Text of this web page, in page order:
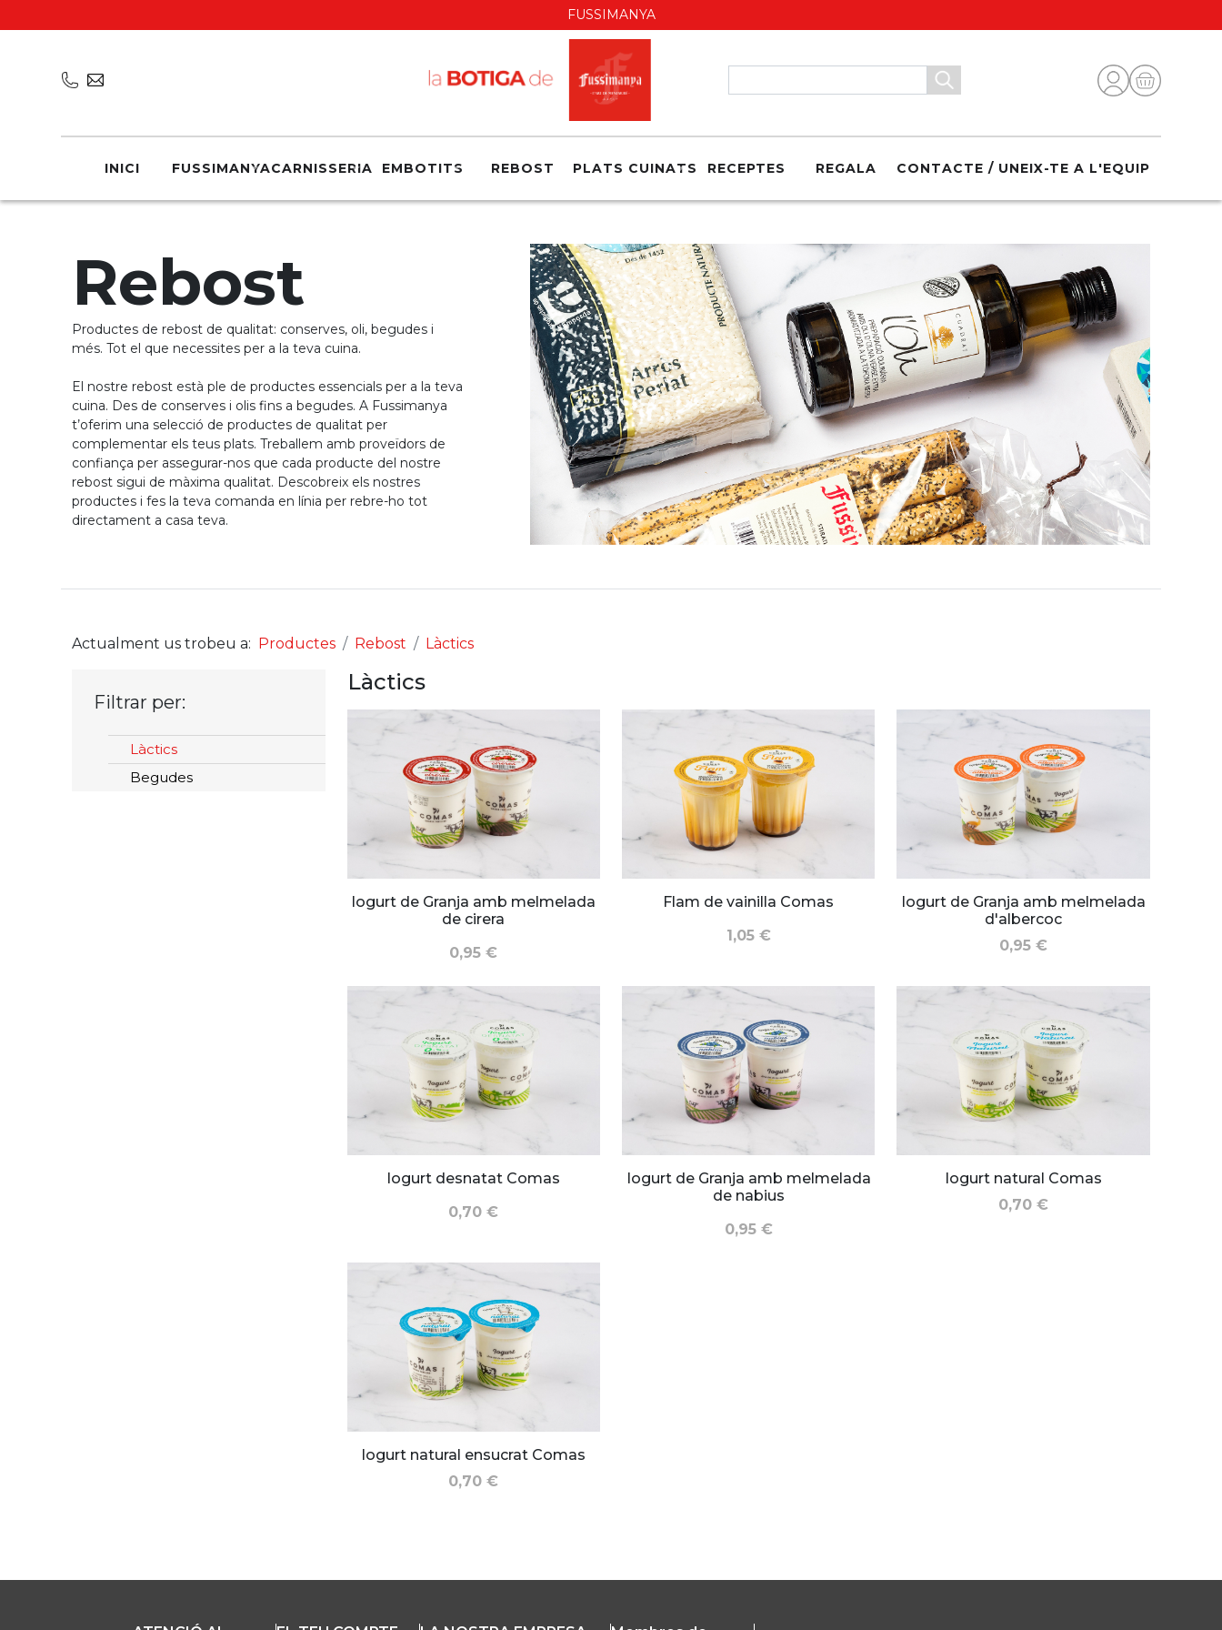
FUSSIMANYA
INICI FUSSIMANYACARNISSERIA EMBOTITS REBOST PLATS CUINATS RECEPTES REGALA CONTACTE / UNEIX-TE A L'EQUIP
Rebost
Productes de rebost de qualitat: conserves, oli, begudes i
més. Tot el que necessites per a la teva cuina.
El nostre rebost està ple de productes essencials per a la teva
cuina. Des de conserves i olis fins a begudes. A Fussimanya
t’oferim una selecció de productes de qualitat per
complementar els teus plats. Treballem amb proveïdors de
confiança per assegurar-nos que cada producte del nostre
rebost sigui de màxima qualitat. Descobreix els nostres
productes i fes la teva comanda en línia per rebre-ho tot
directament a casa teva.
Actualment us trobeu a: Productes Rebost Làctics
Filtrar per:
Làctics
Begudes
Làctics
Iogurt de Granja amb melmelada
de cirera
0,95 €
Flam de vainilla Comas
1,05 €
Iogurt de Granja amb melmelada
d'albercoc
0,95 €
Iogurt desnatat Comas
0,70 €
Iogurt de Granja amb melmelada
de nabius
0,95 €
Iogurt natural Comas
0,70 €
Iogurt natural ensucrat Comas
0,70 €